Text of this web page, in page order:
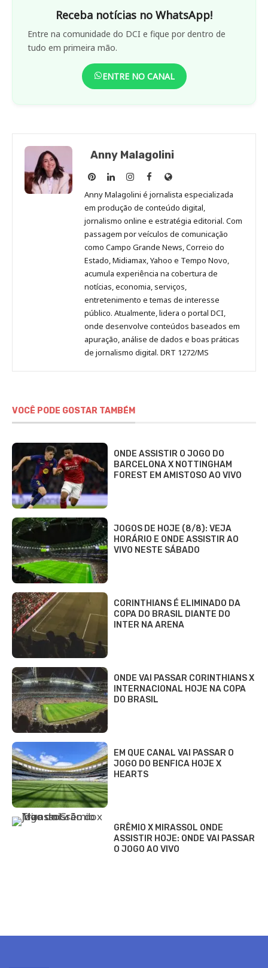
Receba notícias no WhatsApp!
Entre na comunidade do DCI e fique por dentro de
tudo em primeira mão.
ENTRE NO CANAL
Anny Malagolini
Anny
Malagolini
no
Pinterest
Anny
Malagolini
no
LinkedIn
Anny
Malagolini
no
Instagram
Anny
Malagolini
no
Facebook
Site
de
Anny
Malagolini
Anny Malagolini é jornalista especializada
em produção de conteúdo digital,
jornalismo online e estratégia editorial. Com
passagem por veículos de comunicação
como Campo Grande News, Correio do
Estado, Midiamax, Yahoo e Tempo Novo,
acumula experiência na cobertura de
notícias, economia, serviços,
entretenimento e temas de interesse
público. Atualmente, lidera o portal DCI,
onde desenvolve conteúdos baseados em
apuração, análise de dados e boas práticas
de jornalismo digital. DRT 1272/MS
VOCÊ PODE GOSTAR TAMBÉM
ONDE ASSISTIR O JOGO DO
BARCELONA X NOTTINGHAM
FOREST EM AMISTOSO AO VIVO
JOGOS DE HOJE (8/8): VEJA
HORÁRIO E ONDE ASSISTIR AO
VIVO NESTE SÁBADO
CORINTHIANS É ELIMINADO DA
COPA DO BRASIL DIANTE DO
INTER NA ARENA
ONDE VAI PASSAR CORINTHIANS X
INTERNACIONAL HOJE NA COPA
DO BRASIL
EM QUE CANAL VAI PASSAR O
JOGO DO BENFICA HOJE X
HEARTS
GRÊMIO X MIRASSOL ONDE
ASSISTIR HOJE: ONDE VAI PASSAR
O JOGO AO VIVO